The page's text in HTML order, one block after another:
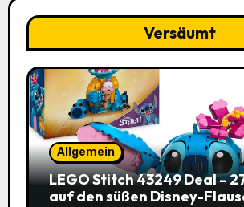
Versäumt
Allgemein
LEGO Stitch 43249 Deal –
auf den süßen Disney-